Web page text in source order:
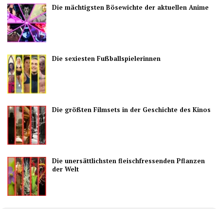
Die mächtigsten Bösewichte der aktuellen Anime
Die sexiesten Fußballspielerinnen
Die größten Filmsets in der Geschichte des Kinos
Die unersättlichsten fleischfressenden Pflanzen
der Welt